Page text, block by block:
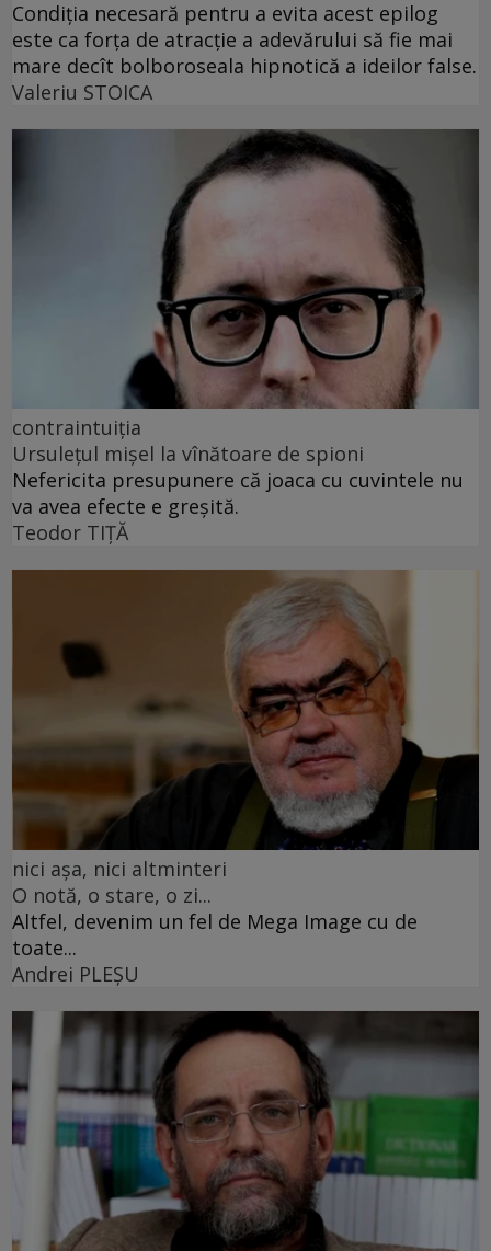
Condiția necesară pentru a evita acest epilog
este ca forța de atracție a adevărului să fie mai
mare decît bolboroseala hipnotică a ideilor false.
Valeriu STOICA
contraintuiția
Ursulețul mișel la vînătoare de spioni
Nefericita presupunere că joaca cu cuvintele nu
va avea efecte e greșită.
Teodor TIŢĂ
nici așa, nici altminteri
O notă, o stare, o zi...
Altfel, devenim un fel de Mega Image cu de
toate...
Andrei PLEŞU